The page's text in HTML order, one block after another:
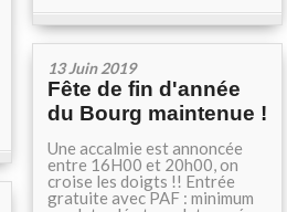
13 Juin 2019
Fête de fin d'année
du Bourg maintenue !
Une accalmie est annoncée
entre 16H00 et 20h00, on
croise les doigts !! Entrée
gratuite avec PAF : minimum